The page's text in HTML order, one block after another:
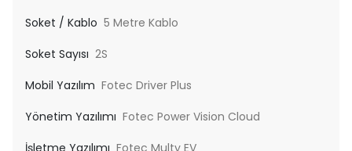
Soket / Kablo 5 Metre Kablo
Soket Sayısı 2S
Mobil Yazılım Fotec Driver Plus
Yönetim Yazılımı Fotec Power Vision Cloud
İşletme Yazılımı Fotec Multy EV